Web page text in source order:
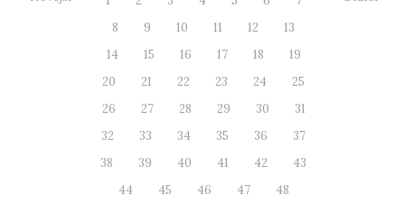
8
9 10 11 12
13
14
15 16 17 18
19
20
21 22 23 24
25
26
27 28 29 30
31
32
33 34 35 36
37
38
39 40 41 42
43
44
45 46 47
48